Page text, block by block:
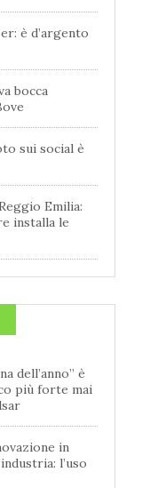
è d’argento
bocca
sui social è
Emilia:
installa le
dell’anno” è
più forte mai
in
l’uso